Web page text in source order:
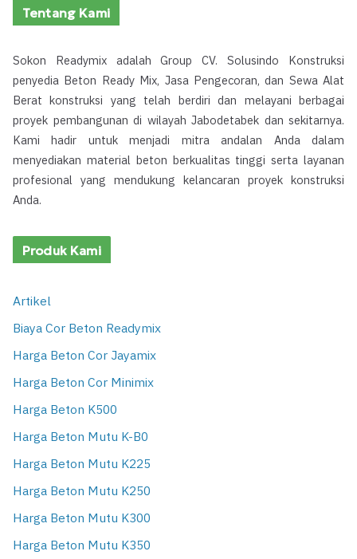
Tentang Kami
Sokon Readymix adalah Group CV. Solusindo Konstruksi
penyedia Beton Ready Mix, Jasa Pengecoran, dan Sewa Alat
Berat konstruksi yang telah berdiri dan melayani berbagai
proyek pembangunan di wilayah Jabodetabek dan sekitarnya.
Kami hadir untuk menjadi mitra andalan Anda dalam
menyediakan material beton berkualitas tinggi serta layanan
profesional yang mendukung kelancaran proyek konstruksi
Anda.
Produk Kami
Artikel
Biaya Cor Beton Readymix
Harga Beton Cor Jayamix
Harga Beton Cor Minimix
Harga Beton K500
Harga Beton Mutu K-B0
Harga Beton Mutu K225
Harga Beton Mutu K250
Harga Beton Mutu K300
Harga Beton Mutu K350